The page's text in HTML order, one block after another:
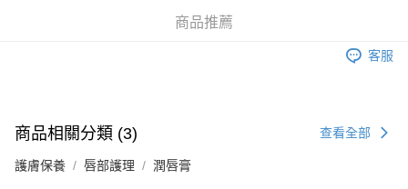
銀行匯款 請將存款存到以下銀行帳戶，並於存款單據寫上訂單編號後電郵至
eshop@colourmix-cosmetics.com** **我們不會處理沒有提供存款單據的訂
單。 如果訂購後七個工作天內我們未能收到有關存款，有關訂單將被取消。
送貨方式
商品推薦
客服
商品相關分類 (3) 查看全部
護膚保養 唇部護理 潤唇膏